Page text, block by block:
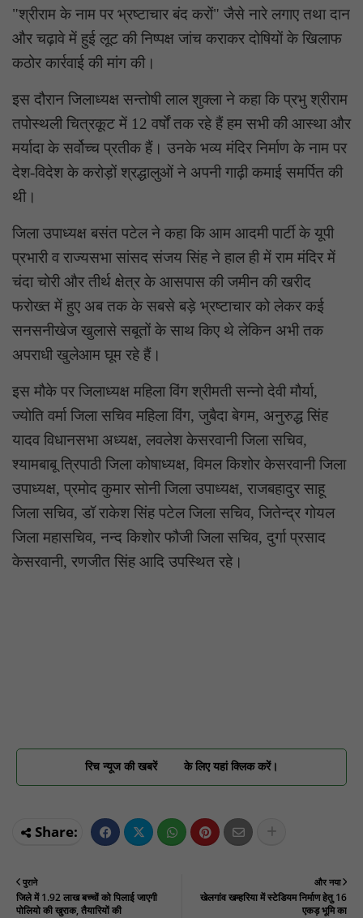
"श्रीराम के नाम पर भ्रष्टाचार बंद करों" जैसे नारे लगाए तथा दान
और चढ़ावे में हुई लूट की निष्पक्ष जांच कराकर दोषियों के खिलाफ
कठोर कार्रवाई की मांग की।
इस दौरान जिलाध्यक्ष सन्तोषी लाल शुक्ला ने कहा कि प्रभु श्रीराम
तपोस्थली चित्रकूट में 12 वर्षों तक रहे हैं हम सभी की आस्था और
मर्यादा के सर्वोच्च प्रतीक हैं। उनके भव्य मंदिर निर्माण के नाम पर
देश-विदेश के करोड़ों श्रद्धालुओं ने अपनी गाढ़ी कमाई समर्पित की
थी।
जिला उपाध्यक्ष बसंत पटेल ने कहा कि आम आदमी पार्टी के यूपी
प्रभारी व राज्यसभा सांसद संजय सिंह ने हाल ही में राम मंदिर में
चंदा चोरी और तीर्थ क्षेत्र के आसपास की जमीन की खरीद
फरोख्त में हुए अब तक के सबसे बड़े भ्रष्टाचार को लेकर कई
सनसनीखेज खुलासे सबूतों के साथ किए थे लेकिन अभी तक
अपराधी खुलेआम घूम रहे हैं।
इस मौके पर जिलाध्यक्ष महिला विंग श्रीमती सन्नो देवी मौर्या,
ज्योति वर्मा जिला सचिव महिला विंग, जुबैदा बेगम, अनुरुद्ध सिंह
यादव विधानसभा अध्यक्ष, लवलेश केसरवानी जिला सचिव,
श्यामबाबू त्रिपाठी जिला कोषाध्यक्ष, विमल किशोर केसरवानी जिला
उपाध्यक्ष, प्रमोद कुमार सोनी जिला उपाध्यक्ष, राजबहादुर साहू
जिला सचिव, डॉ राकेश सिंह पटेल जिला सचिव, जितेन्द्र गोयल
जिला महासचिव, नन्द किशोर फौजी जिला सचिव, दुर्गा प्रसाद
केसरवानी, रणजीत सिंह आदि उपस्थित रहे।
रिच न्यूज की खबरें के लिए यहां क्लिक करें।
और नया
खेलगांव खम्हरिया में स्टेडियम निर्माण हेतु 16
एकड़ भूमि का
पुराने
जिले में 1.92 लाख बच्चों को पिलाई जाएगी
पोलियो की खुराक, तैयारियों की